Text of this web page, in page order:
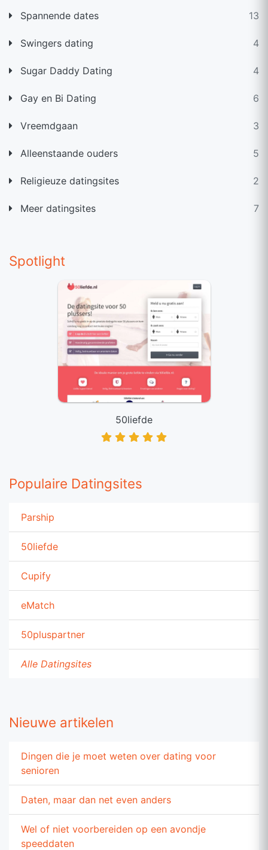
Spannende dates 13
Swingers dating 4
Sugar Daddy Dating 4
Gay en Bi Dating 6
Vreemdgaan 3
Alleenstaande ouders 5
Religieuze datingsites 2
Meer datingsites 7
Spotlight
50liefde
Populaire Datingsites
Parship
50liefde
Cupify
eMatch
50pluspartner
Alle Datingsites
Nieuwe artikelen
Dingen die je moet weten over dating voor
senioren
Daten, maar dan net even anders
Wel of niet voorbereiden op een avondje
speeddaten